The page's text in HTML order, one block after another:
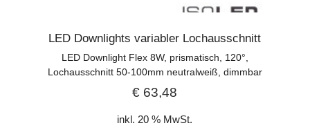
LED Downlights variabler Lochausschnitt
LED Downlight Flex 8W, prismatisch, 120°,
Lochausschnitt 50-100mm neutralweiß, dimmbar
€ 63,48
inkl. 20 % MwSt.